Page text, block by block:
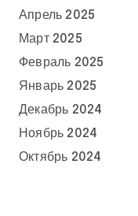
Апрель 2025
Март 2025
Февраль 2025
Январь 2025
Декабрь 2024
Ноябрь 2024
Октябрь 2024